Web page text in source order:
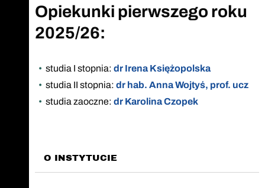
Opiekunki pierwszego roku
2025/26:
studia I stopnia: dr Irena Księżopolska
studia II stopnia: dr hab. Anna Wojtyś, prof. ucz
studia zaoczne: dr Karolina Czopek
O INSTYTUCIE